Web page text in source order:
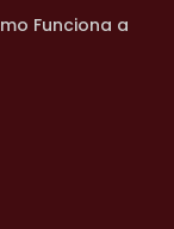
Funciona a